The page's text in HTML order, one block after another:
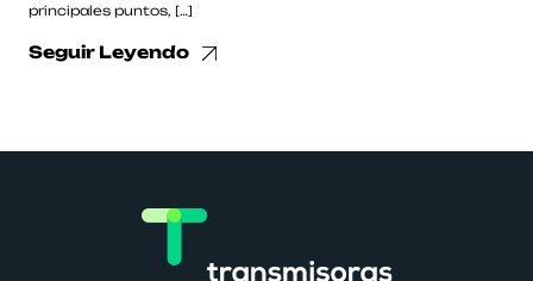
principales puntos, […]
Seguir Leyendo